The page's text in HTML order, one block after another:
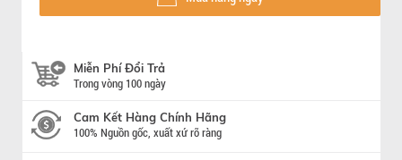
Miễn Phí Đổi Trả
Trong vòng 100 ngày
Cam Kết Hàng Chính Hãng
100% Nguồn gốc, xuất xứ rõ ràng